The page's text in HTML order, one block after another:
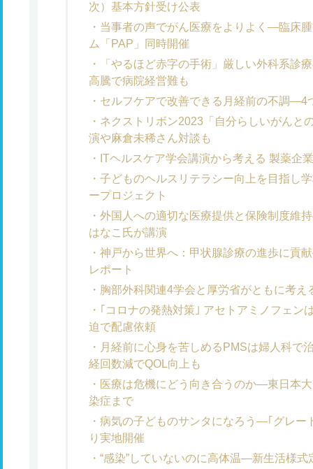
次）基本方針受け公表
当事者の声でがん医療をよりよく―臨床
ム「PAP」同時開催
「やるほど赤字の手術」厳しい外科系診
高騰で病院経営難も
セルフケアで改善できる月経前の不調―4
ネクストリボン2023「自分らしいがんと
演や麻倉未稀さん対談も
ITヘルスケア学会講演から考える 製薬企
子どものヘルスリテラシー向上を目指し
ープロジェクト
外国人への適切な医療提供と保険制度維
はなこ氏が講演
神戸から世界へ：甲状腺診療の進歩に貢
レポート
胸部外科関連4学会と厚労省がともに考え
｢コロナの発熱対策｣ アセトアミノフェ
迫で配慮依頼
月経前に心身を苦しめるPMSは婦人科で
経回数減でQOL向上も
医療は危機にどう向き合うのか―東日本
染症まで
病気の子どものサンタになろう―｢グレー
り実地開催
“感染”していないのに高体温―新生活様